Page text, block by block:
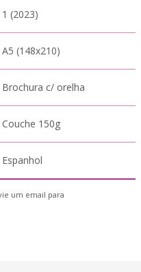
1 (2023)
A5 (148x210)
Brochura c/ orelha
Couche 150g
Espanhol
um email para